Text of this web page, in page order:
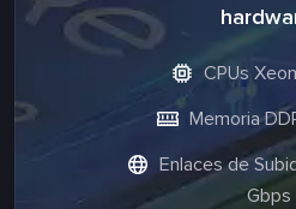
CPUs
Memoria
Enlaces de
Gbps